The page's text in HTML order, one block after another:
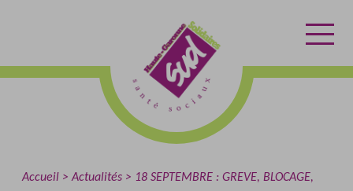
l'accueil
Accueil Actualités
18 SEPTEMBRE : GREVE, BLOCAGE,